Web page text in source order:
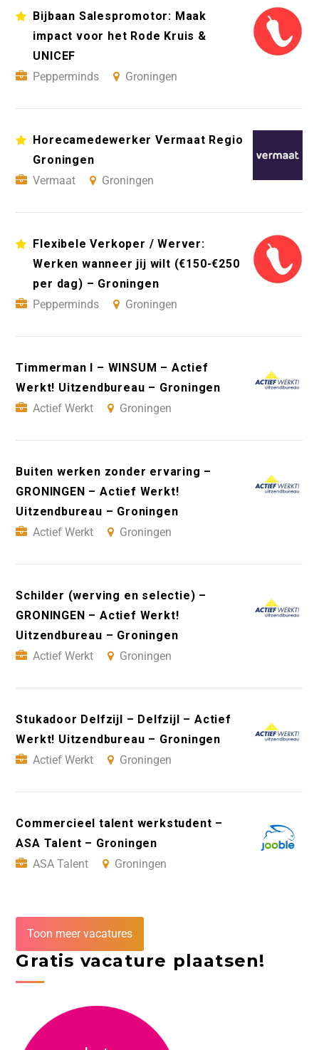
Bijbaan Salespromotor: Maak
impact voor het Rode Kruis &
UNICEF
Pepperminds
Groningen
Horecamedewerker Vermaat Regio
Groningen
Vermaat
Groningen
Flexibele Verkoper / Werver:
Werken wanneer jij wilt (€150-€250
per dag) – Groningen
Pepperminds
Groningen
Timmerman I – WINSUM – Actief
Werkt! Uitzendbureau – Groningen
Actief Werkt
Groningen
Buiten werken zonder ervaring –
GRONINGEN – Actief Werkt!
Uitzendbureau – Groningen
Actief Werkt
Groningen
Schilder (werving en selectie) –
GRONINGEN – Actief Werkt!
Uitzendbureau – Groningen
Actief Werkt
Groningen
Stukadoor Delfzijl – Delfzijl – Actief
Werkt! Uitzendbureau – Groningen
Actief Werkt
Groningen
Commercieel talent werkstudent –
ASA Talent – Groningen
ASA Talent
Groningen
Toon meer vacatures
Gratis vacature plaatsen!